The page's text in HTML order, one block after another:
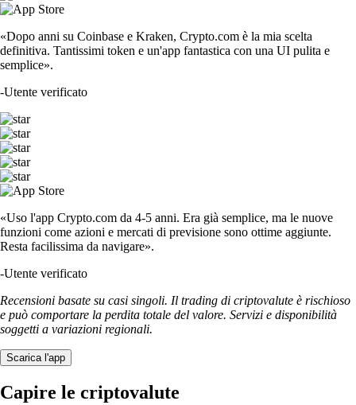
«Dopo anni su Coinbase e Kraken, Crypto.com è la mia scelta
definitiva. Tantissimi token e un'app fantastica con una UI pulita e
semplice».
-Utente verificato
«Uso l'app Crypto.com da 4-5 anni. Era già semplice, ma le nuove
funzioni come azioni e mercati di previsione sono ottime aggiunte.
Resta facilissima da navigare».
-Utente verificato
Recensioni basate su casi singoli. Il trading di criptovalute è rischioso
e può comportare la perdita totale del valore. Servizi e disponibilità
soggetti a variazioni regionali.
Scarica l'app
Capire le criptovalute